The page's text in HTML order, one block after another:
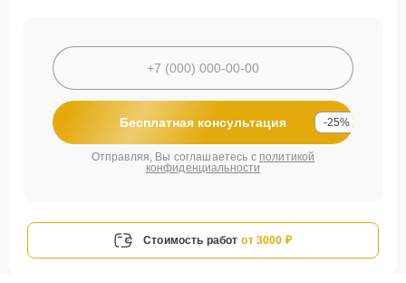
Бесплатная консультация -25%
Отправляя, Вы соглашаетесь с политикой
конфиденциальности
Стоимость работ от 3000 ₽